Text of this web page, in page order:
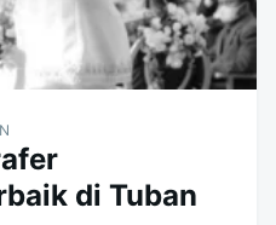
di Tuban